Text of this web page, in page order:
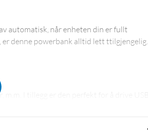
automatisk, når enheten din er fullt
denne powerbank alltid lett ttilgjengelig.
I tillegg er den perfekt for å drive USB